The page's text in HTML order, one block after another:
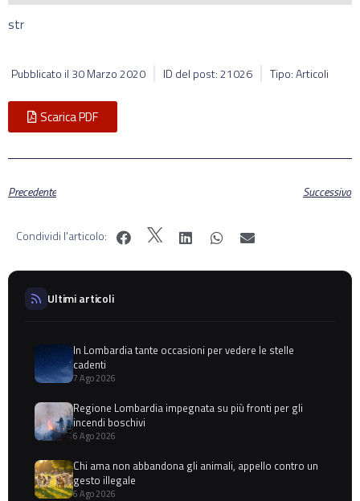
str
Pubblicato il 30 Marzo 2020 ID del post: 21026 Tipo: Articoli
Scarica PDF
Precedente Successivo
Condividi l'articolo:
Ultimi articoli
In Lombardia tante occasioni per vedere le stelle
cadenti
7 Ago 2026
Regione Lombardia impegnata su più fronti per gli
incendi boschivi
6 Ago 2026
Chi ama non abbandona gli animali, appello contro un
gesto illegale
6 Ago 2026